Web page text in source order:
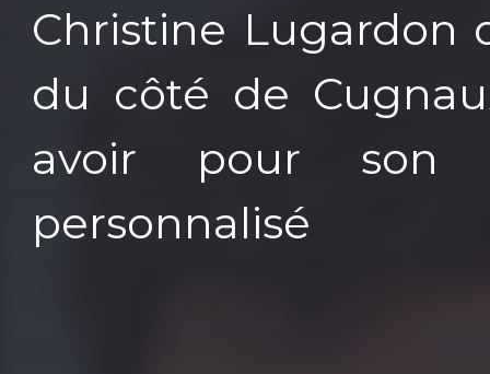
Christine Lugardon
du côté de
avoir pour son
personnalisé